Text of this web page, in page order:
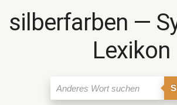
silberfarben ―
Lexikon